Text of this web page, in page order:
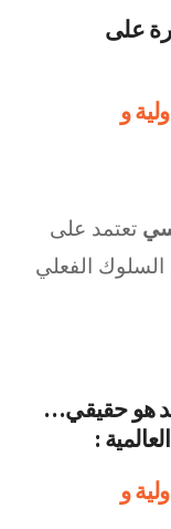
على
و
تعتمد على
السلوك الفعلي
هو حقيقي…
:
و